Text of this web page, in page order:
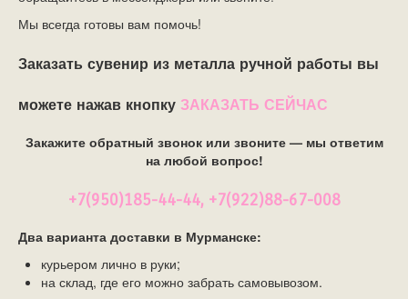
Мы всегда готовы вам помочь!
Заказать сувенир из металла ручной работы вы
можете нажав кнопку ЗАКАЗАТЬ СЕЙЧАС
Закажите обратный звонок или звоните — мы ответим
на любой вопрос!
+7(950)185-44-44, +7(922)88-67-008
Два варианта доставки в Мурманске:
курьером лично в руки;
на склад, где его можно забрать самовывозом.